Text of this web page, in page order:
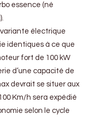
essence (né
variante électrique
identiques à ce que
fort de 100 kW
d’une capacité de
devrait se situer aux
Km/h sera expédié
selon le cycle